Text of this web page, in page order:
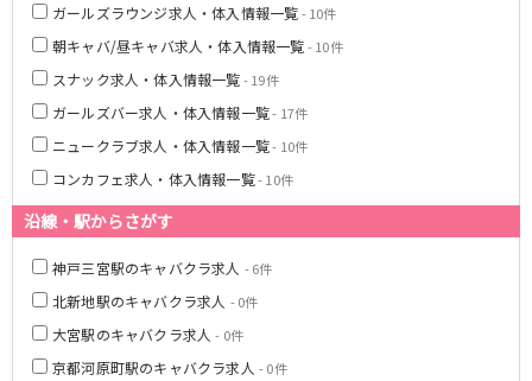
ガールズラウンジ求人・体入情報一覧- 10件
朝キャバ/昼キャバ求人・体入情報一覧- 10件
スナック求人・体入情報一覧- 19件
ガールズバー求人・体入情報一覧- 17件
ニュークラブ求人・体入情報一覧- 10件
コンカフェ求人・体入情報一覧- 10件
沿線・駅からさがす
神戸三宮駅のキャバクラ求人 - 6件
北新地駅のキャバクラ求人 - 0件
大宮駅のキャバクラ求人- 0件
京都河原町駅のキャバクラ求人 - 0件